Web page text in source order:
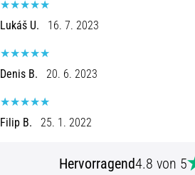
Lukáš U. 16. 7. 2023
Denis B. 20. 6. 2023
Filip B. 25. 1. 2022
Hervorragend4.8 von 5